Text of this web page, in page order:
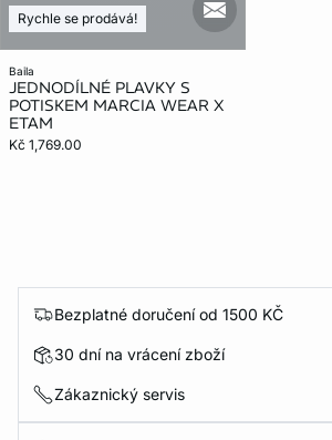
baila
JEDNODÍLNÉ PLAVKY S
POTISKEM MARCIA WEAR X
ETAM
Kč 1,769.00
Rychle se prodává! mail_new
Bezplatné doručení od 1500 KČ
30 dní na vrácení zboží
Zákaznický servis